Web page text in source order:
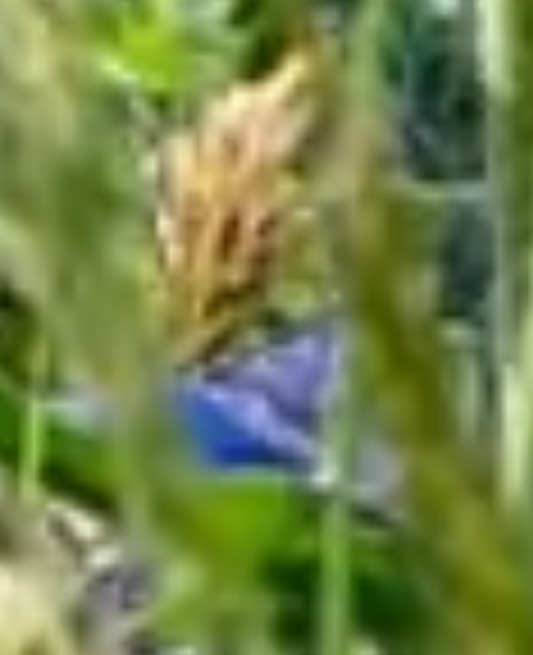
mit mehrjährigen Gräsern und Stauden